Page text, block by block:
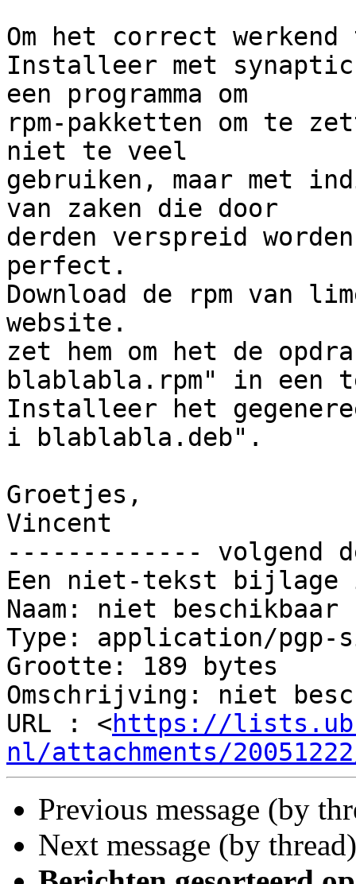
Om het correct
Installeer met
een programma om
rpm-pakketten om te
niet te veel
gebruiken, maar met
van zaken die door
derden verspreid
perfect.
Download de rpm van
website.
zet hem om het de
blablabla.rpm" in een
Installeer het
i blablabla.deb".
Groetjes,
Vincent
------------- volgend
Een niet-tekst
Naam: niet beschikbaar
Type: application/pgp-
Grootte: 189 bytes
Omschrijving: niet
URL : <https://
nl/attachments/
Previous message (by
Next message (by